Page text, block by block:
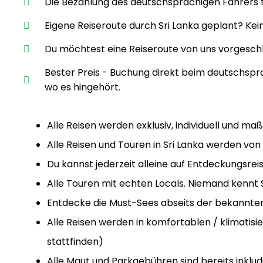
Eigene Reiseroute durch Sri Lanka geplant?
Du möchtest eine Reiseroute von uns
Bester Preis - Buchung direkt beim
wo es hingehört.
Alle Reisen werden exklusiv, individuell und
Alle Reisen und Touren in Sri Lanka werden
Du kannst jederzeit alleine auf
Alle Touren mit echten Locals. Niemand kennt
Entdecke die Must-Sees abseits der
Alle Reisen werden in komfortablen /
stattfinden)